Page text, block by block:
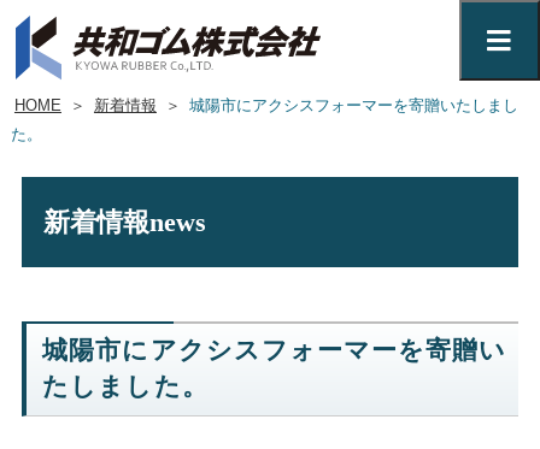
HOME ＞ 新着情報 ＞
城陽市にアクシスフォーマーを寄贈いたしまし
た。
新着情報news
城陽市にアクシスフォーマーを寄贈い
たしました。